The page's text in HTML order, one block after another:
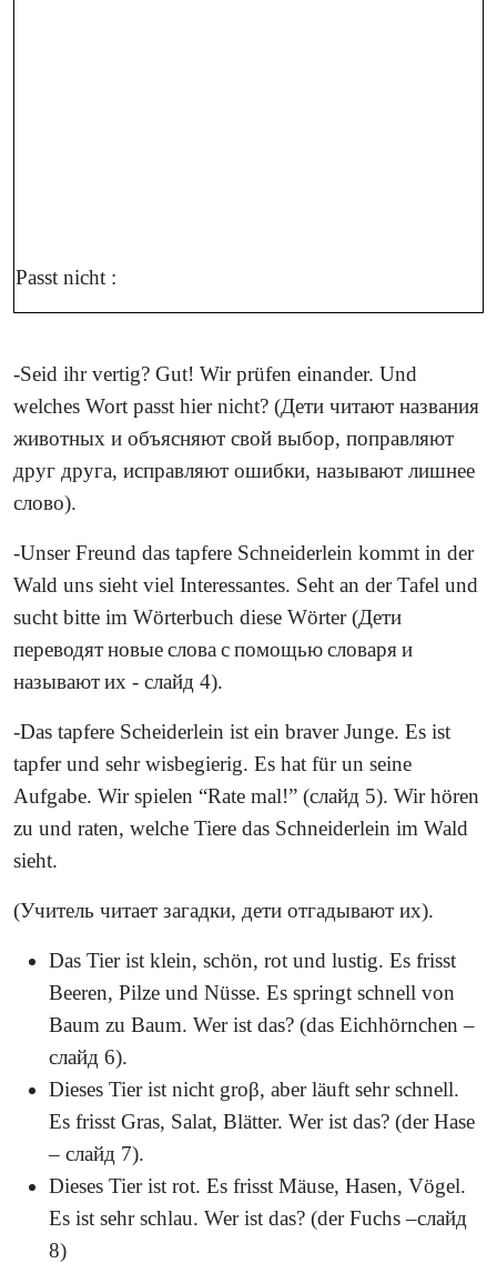
Passt nicht :
-Seid ihr vertig? Gut! Wir prüfen einander. Und
welches Wort passt hier nicht? (Дети читают названия
животных и объясняют свой выбор, поправляют
друг друга, исправляют ошибки, называют лишнее
слово).
-Unser Freund das tapfere Schneiderlein kommt in der
Wald uns sieht viel Interessantes. Seht an der Tafel und
sucht bitte im Wörterbuch diese Wörter (Дети
переводятновыеслова спомощьюсловаряи
называютих - слайд 4).
-Das tapfere Scheiderlein ist ein braver Junge. Es ist
tapfer und sehr wisbegierig. Es hat für un seine
Aufgabe. Wir spielen “Rate mal!” (слайд 5). Wir hören
zu und raten, welche Tiere das Schneiderlein im Wald
sieht.
(Учитель читает загадки, дети отгадывают их).
Das Tier ist klein, schön, rot und lustig. Es frisst
Beeren, Pilze und Nüsse. Es springt schnell von
Baum zu Baum. Wer ist das? (das Eichhörnchen –
слайд 6).
Dieses Tier ist nicht groβ, aber läuft sehr schnell.
Es frisst Gras, Salat, Blätter. Wer ist das? (der Hase
– слайд 7).
Dieses Tier ist rot. Es frisst Mäuse, Hasen, Vögel.
Es ist sehr schlau. Wer ist das? (der Fuchs –слайд
8)